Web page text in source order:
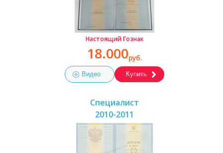
Настоящий Гознак
18.000руб.
Видео Купить
Специалист
2010-2011